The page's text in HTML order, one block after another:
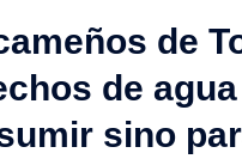
de
de
sino